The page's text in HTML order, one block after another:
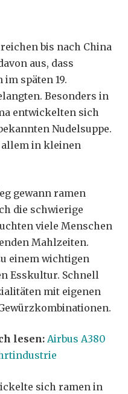
bis nach China
aus, dass
späten 19.
Besonders in
entwickelten sich
Nudelsuppe.
allem in kleinen
gewann ramen
die schwierige
viele Menschen
Mahlzeiten.
einem wichtigen
Esskultur. Schnell
mit eigenen
lesen:Airbus A380
sich ramen in